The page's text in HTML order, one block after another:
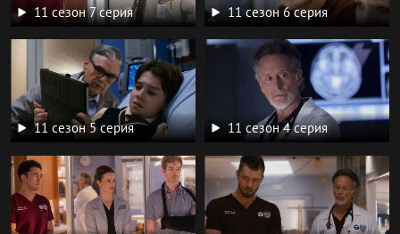
11 сезон 7 серия 11 сезон 6 серия
11 сезон 5 серия 11 сезон 4 серия